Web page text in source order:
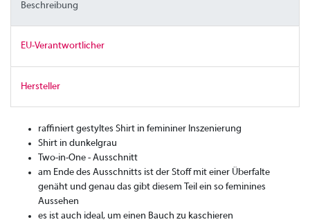
Beschreibung
EU-Verantwortlicher
Hersteller
raffiniert gestyltes Shirt in femininer Inszenierung
Shirt in dunkelgrau
Two-in-One - Ausschnitt
am Ende des Ausschnitts ist der Stoff mit einer Überfalte
genäht und genau das gibt diesem Teil ein so feminines
Aussehen
es ist auch ideal, um einen Bauch zu kaschieren